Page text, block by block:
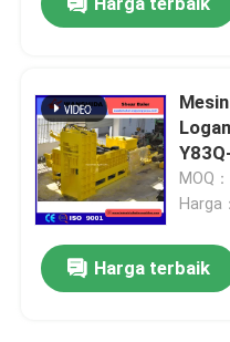
Rumah
Produk
Tentang Kami
MOQ
Harga
Harga terbaik